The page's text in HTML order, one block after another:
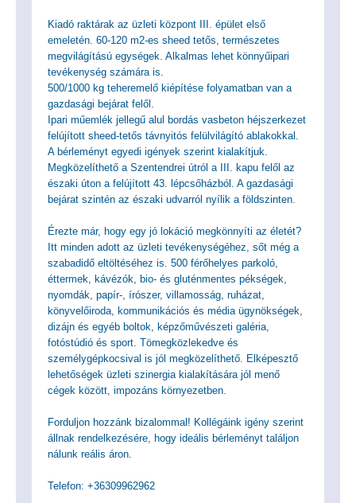
Kiadó raktárak az üzleti központ III. épület első
emeletén. 60-120 m2-es sheed tetős, természetes
megvilágítású egységek. Alkalmas lehet könnyűipari
tevékenység számára is.
500/1000 kg teheremelő kiépítése folyamatban van a
gazdasági bejárat felől.
Ipari műemlék jellegű alul bordás vasbeton héjszerkezet
felújított sheed-tetős távnyitós felülvilágító ablakokkal.
A bérleményt egyedi igények szerint kialakítjuk.
Megközelíthető a Szentendrei útról a III. kapu felől az
északi úton a felújított 43. lépcsőházból. A gazdasági
bejárat szintén az északi udvarról nyílik a földszinten.
Érezte már, hogy egy jó lokáció megkönnyíti az életét?
Itt minden adott az üzleti tevékenységéhez, sőt még a
szabadidő eltöltéséhez is. 500 férőhelyes parkoló,
éttermek, kávézók, bio- és gluténmentes pékségek,
nyomdák, papír-, írószer, villamosság, ruházat,
könyvelőiroda, kommunikációs és média ügynökségek,
dizájn és egyéb boltok, képzőművészeti galéria,
fotóstúdió és sport. Tömegközlekedve és
személygépkocsival is jól megközelíthető. Elképesztő
lehetőségek üzleti szinergia kialakítására jól menő
cégek között, impozáns környezetben.
Forduljon hozzánk bizalommal! Kollégáink igény szerint
állnak rendelkezésére, hogy ideális bérleményt találjon
nálunk reális áron.
Telefon: +36309962962